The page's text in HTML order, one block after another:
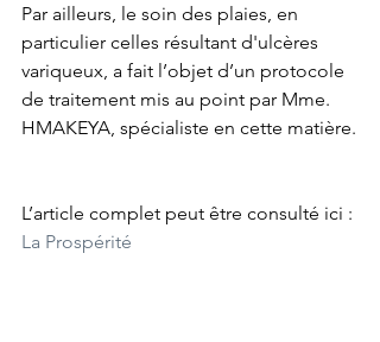
Par ailleurs, le soin des plaies, en
particulier celles résultant d'ulcères
variqueux, a fait l’objet d’un protocole
de traitement mis au point par Mme.
HMAKEYA, spécialiste en cette matière.
L’article complet peut être consulté ici :
La Prospérité